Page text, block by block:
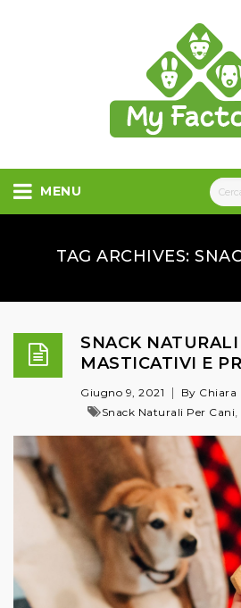
MENU
TAG ARCHIVES:
SNACK
MASTICATIVI E
Giugno 9, 2021
By Chiara
Snack Naturali Per Cani